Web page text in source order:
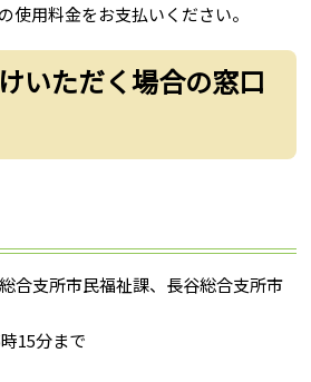
使用料金をお支払いください。
いただく場合の窓口
合支所市民福祉課、長谷総合支所市
15分まで